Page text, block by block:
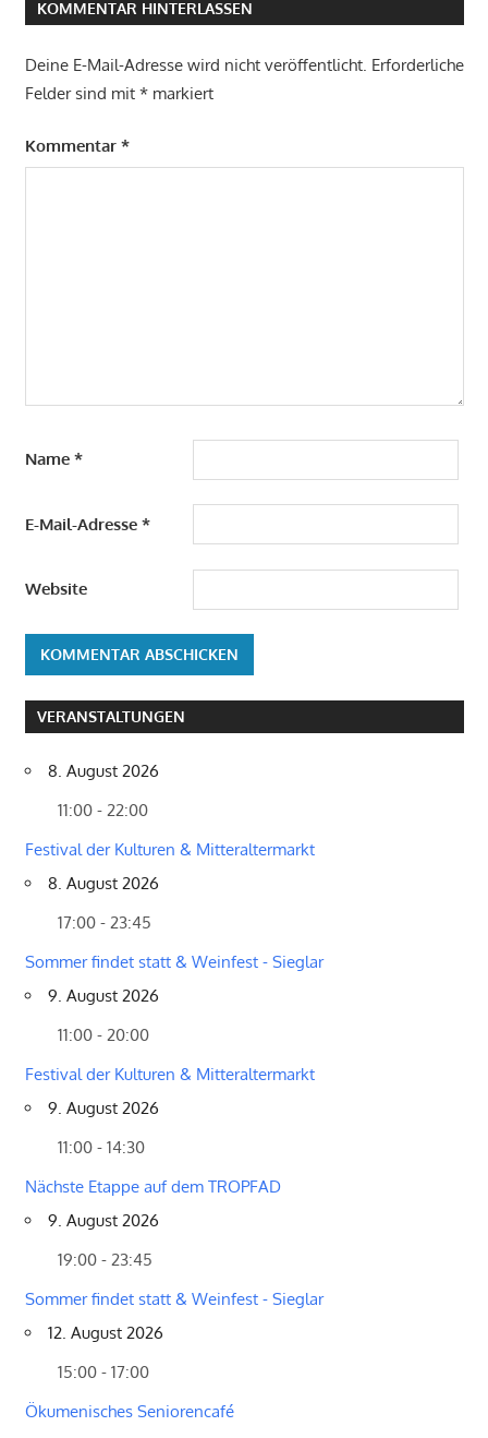
KOMMENTAR HINTERLASSEN
Deine E-Mail-Adresse wird nicht veröffentlicht. Erforderliche
Felder sind mit *markiert
Kommentar *
Name *
E-Mail-Adresse *
Website
VERANSTALTUNGEN
8. August 2026
11:00 - 22:00
Festival der Kulturen & Mitteraltermarkt
8. August 2026
17:00 - 23:45
Sommer findet statt & Weinfest - Sieglar
9. August 2026
11:00 - 20:00
Festival der Kulturen & Mitteraltermarkt
9. August 2026
11:00 - 14:30
Nächste Etappe auf dem TROPFAD
9. August 2026
19:00 - 23:45
Sommer findet statt & Weinfest - Sieglar
12. August 2026
15:00 - 17:00
Ökumenisches Seniorencafé